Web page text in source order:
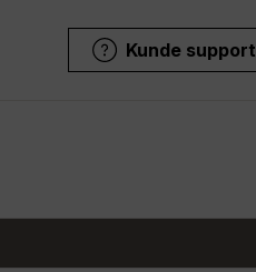
Kunde support